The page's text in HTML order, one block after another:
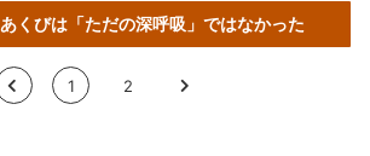
あくびは「ただの深呼吸」ではなかった
< 1 2 >